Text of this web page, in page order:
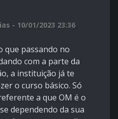
- 10/01/2023 23:36
que passando no
com a parte da
a instituição já te
o curso básico. Só
a que OM é o
dependendo da sua